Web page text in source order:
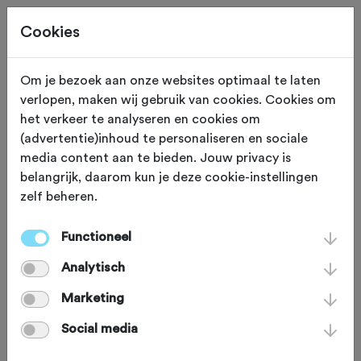
Beoordeling toevoegen voor:
Lonneker Molentocht Gravel - 31-
8-2025
Je beoordeling helpt andere sportieve fietsers op
weg. Bedankt!
Wat vond je van deze toertocht?
Cookies
Om je bezoek aan onze websites optimaal te laten
verlopen, maken wij gebruik van cookies. Cookies om
het verkeer te analyseren en cookies om
(advertentie)inhoud te personaliseren en sociale
media content aan te bieden. Jouw privacy is
belangrijk, daarom kun je deze cookie-instellingen
zelf beheren.
Functioneel
Analytisch
Marketing
Social media